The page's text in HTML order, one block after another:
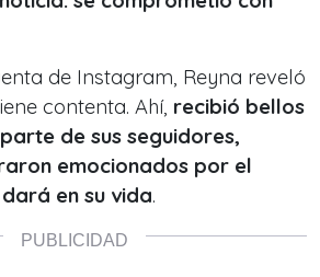
de Instagram, Reyna reveló
contenta. Ahí, recibió bellos
de sus seguidores,
emocionados por el
en su vida.